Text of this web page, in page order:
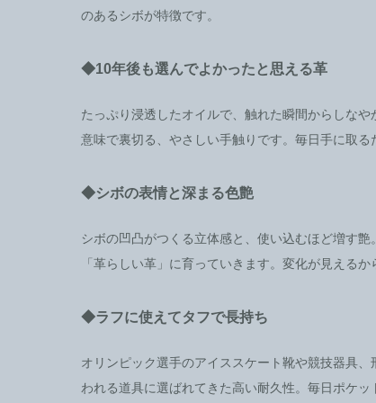
のあるシボが特徴です。
◆10年後も選んでよかったと思える革
たっぷり浸透したオイルで、触れた瞬間からしな
意味で裏切る、やさしい手触りです。毎日手に取る
◆シボの表情と深まる色艶
シボの凹凸がつくる立体感と、使い込むほど増す
「革らしい革」に育っていきます。変化が見えるか
◆ラフに使えてタフで長持ち
オリンピック選手のアイススケート靴や競技器具
われる道具に選ばれてきた高い耐久性。毎日ポケッ